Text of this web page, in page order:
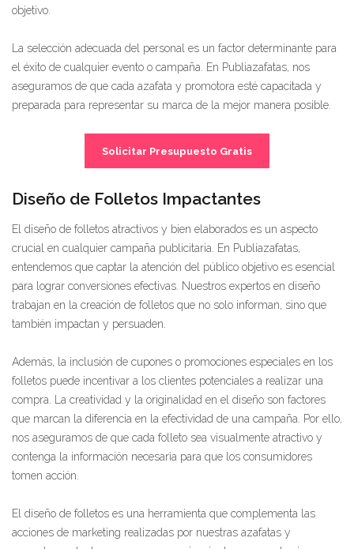
objetivo.
La selección adecuada del personal es un factor determinante para
el éxito de cualquier evento o campaña. En Publiazafatas, nos
aseguramos de que cada azafata y promotora esté capacitada y
preparada para representar su marca de la mejor manera posible.
Solicitar Presupuesto Gratis
Diseño de Folletos Impactantes
El diseño de folletos atractivos y bien elaborados es un aspecto
crucial en cualquier campaña publicitaria. En Publiazafatas,
entendemos que captar la atención del público objetivo es esencial
para lograr conversiones efectivas. Nuestros expertos en diseño
trabajan en la creación de folletos que no solo informan, sino que
también impactan y persuaden.
Además, la inclusión de cupones o promociones especiales en los
folletos puede incentivar a los clientes potenciales a realizar una
compra. La creatividad y la originalidad en el diseño son factores
que marcan la diferencia en la efectividad de una campaña. Por ello,
nos aseguramos de que cada folleto sea visualmente atractivo y
contenga la información necesaria para que los consumidores
tomen acción.
El diseño de folletos es una herramienta que complementa las
acciones de marketing realizadas por nuestras azafatas y